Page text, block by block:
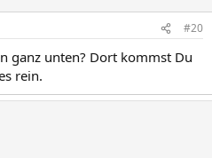
#20
ganz unten? Dort kommst Du
rein.